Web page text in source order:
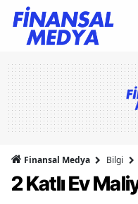
Finansal Medya Bilgi
2 Katlı Ev